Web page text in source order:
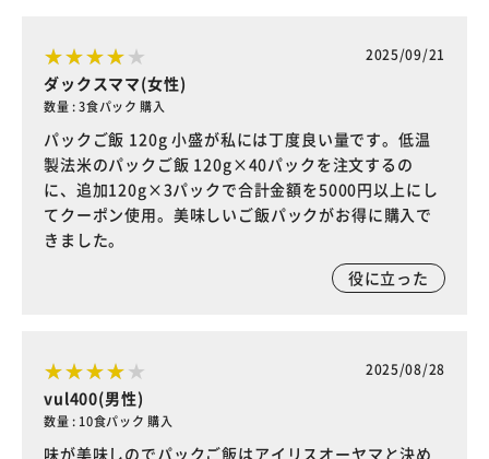
2025/09/21
ダックスママ(女性)
数量 : 3食パック 購入
パックご飯 120g 小盛が私には丁度良い量です。低温
製法米のパックご飯 120g×40パックを注文するの
に、追加120g×3パックで合計金額を5000円以上にし
てクーポン使用。美味しいご飯パックがお得に購入で
きました。
役に立った
2025/08/28
vul400(男性)
数量 : 10食パック 購入
味が美味しのでパックご飯はアイリスオーヤマと決め